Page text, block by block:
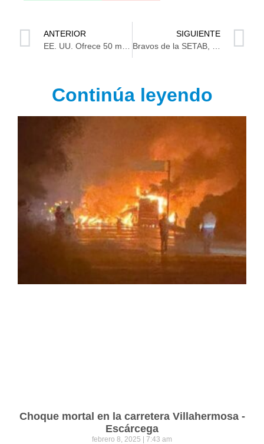
ANTERIOR
SIGUIENTE
Continúa leyendo
Choque mortal en la carretera Villahermosa -
Escárcega
febrero 8, 2025 7:43 am